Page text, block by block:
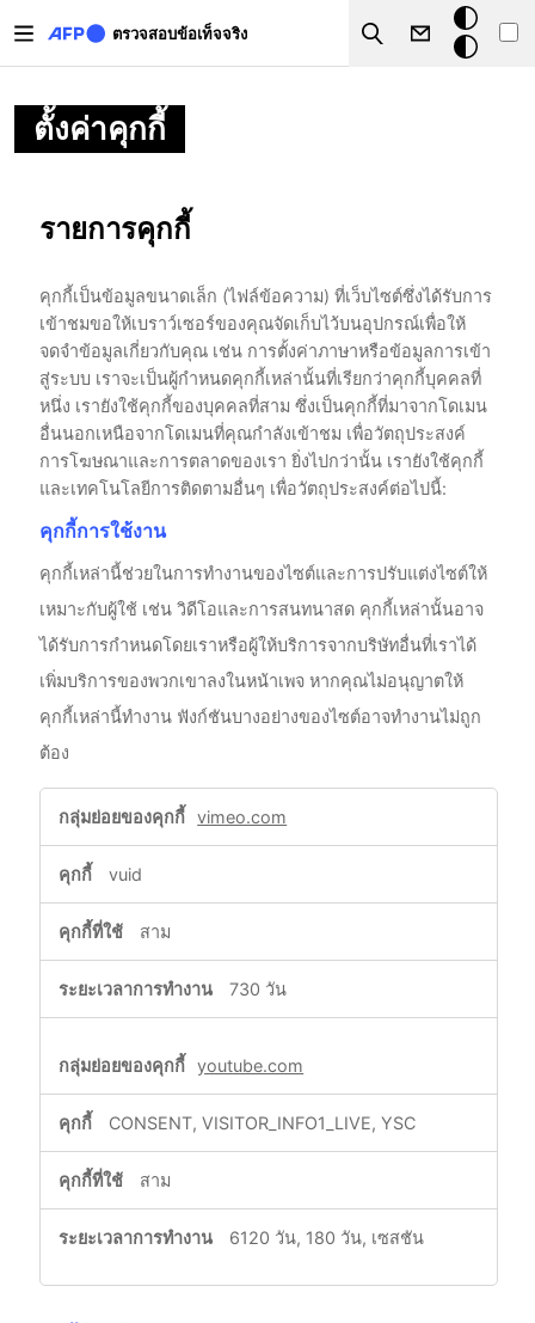
ตรวจสอบข้อเท็จจริง
Search
โหมด
มืด
ตั้งค่าคุกกี้
รายการคุกกี้
คุกกี้เป็นข้อมูลขนาดเล็ก (ไฟล์ข้อความ) ที่เว็บไซต์ซึ่งได้รับการ
เข้าชมขอให้เบราว์เซอร์ของคุณจัดเก็บไว้บนอุปกรณ์เพื่อให้
จดจำข้อมูลเกี่ยวกับคุณ เช่น การตั้งค่าภาษาหรือข้อมูลการเข้า
สู่ระบบ เราจะเป็นผู้กำหนดคุกกี้เหล่านั้นที่เรียกว่าคุกกี้บุคคลที่
หนึ่ง เรายังใช้คุกกี้ของบุคคลที่สาม ซึ่งเป็นคุกกี้ที่มาจากโดเมน
อื่นนอกเหนือจากโดเมนที่คุณกำลังเข้าชม เพื่อวัตถุประสงค์
การโฆษณาและการตลาดของเรา ยิ่งไปกว่านั้น เรายังใช้คุกกี้
และเทคโนโลยีการติดตามอื่นๆ เพื่อวัตถุประสงค์ต่อไปนี้:
คุกกี้การใช้งาน
คุกกี้เหล่านี้ช่วยในการทำงานของไซต์และการปรับแต่งไซต์ให้
เหมาะกับผู้ใช้ เช่น วิดีโอและการสนทนาสด คุกกี้เหล่านั้นอาจ
ได้รับการกำหนดโดยเราหรือผู้ให้บริการจากบริษัทอื่นที่เราได้
เพิ่มบริการของพวกเขาลงในหน้าเพจ หากคุณไม่อนุญาตให้
คุกกี้เหล่านี้ทำงาน ฟังก์ชันบางอย่างของไซต์อาจทำงานไม่ถูก
ต้อง
งาน
vimeo.com
vuid
สาม
730 วัน
youtube.com
CONSENT, VISITOR_INFO1_LIVE, YSC
สาม
6120 วัน, 180 วัน, เซสชัน